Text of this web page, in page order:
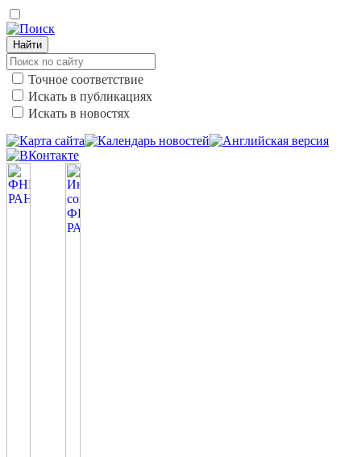
Найти
Точное соответствие
Искать в публикациях
Искать в новостях